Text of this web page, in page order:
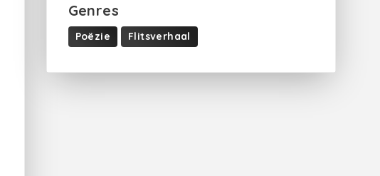
Genres
Poëzie Flitsverhaal